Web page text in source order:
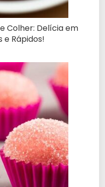
Colher: Delícia em
e Rápidos!